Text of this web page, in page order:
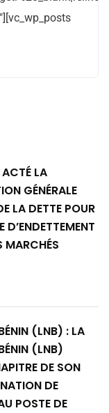
ACTÉ LA
GÉNÉRALE
LA DETTE POUR
MARCHÉS
(LNB) : LA
(LNB)
DE SON
DE
POSTE DE